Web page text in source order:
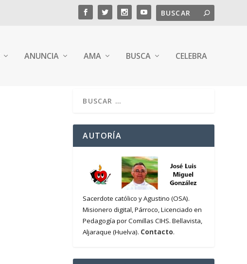
ANUNCIA AMA BUSCA CELEBRA
AUTORÍA
Sacerdote católico y Agustino (OSA).
Misionero digital, Párroco, Licenciado en
Pedagogía por Comillas CIHS. Bellavista,
Aljaraque (Huelva). Contacto.